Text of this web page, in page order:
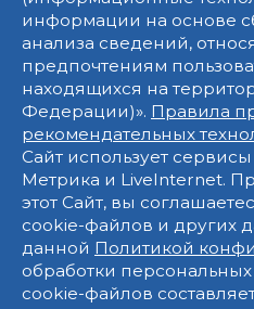
информации на основе
анализа сведений,
предпочтениям
находящихся на
Федерации)». Правила
рекомендательных
Сайт использует
Метрика и LiveInternet.
этот Сайт, вы
cookie-файлов и других
данной Политикой
обработки
cookie-файлов